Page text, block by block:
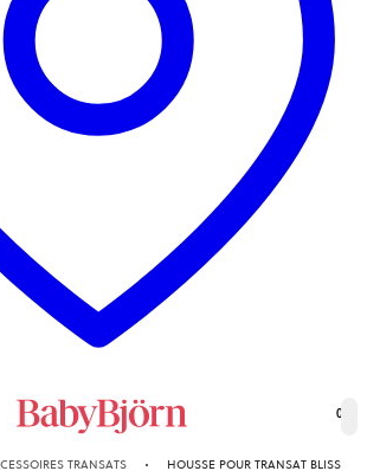
0
TRANSATS HOUSSE POUR TRANSAT BLISS